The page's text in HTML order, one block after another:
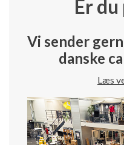
Er
Vi sender
danske
Læs